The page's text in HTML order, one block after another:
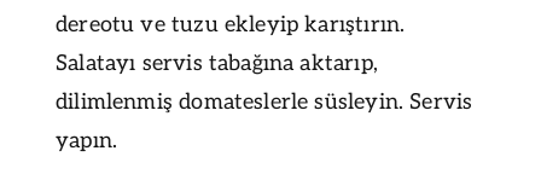
dereotu ve tuzu ekleyip karıştırın.
Salatayı servis tabağına aktarıp,
dilimlenmiş domateslerle süsleyin. Servis
yapın.